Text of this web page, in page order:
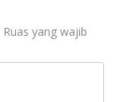
Ruas yang wajib